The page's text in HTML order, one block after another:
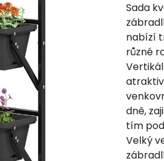
Sada
nabízí
různé
dně,
tím
Velký